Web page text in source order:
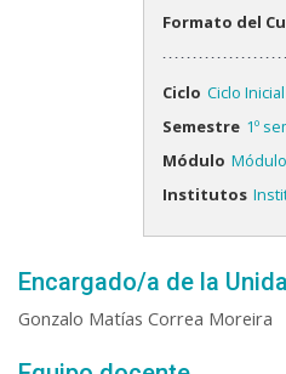
Formato del
Ciclo Ciclo Inicial
Semestre 1º
Módulo
Institutos
Encargado/a de la
Gonzalo Matías Correa Moreira